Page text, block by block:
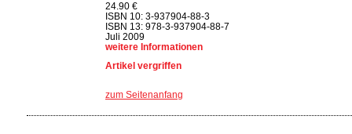
24.90 €
ISBN 10: 3-937904-88-3
ISBN 13: 978-3-937904-88-7
Juli 2009
weitere Informationen
Artikel vergriffen
zum Seitenanfang